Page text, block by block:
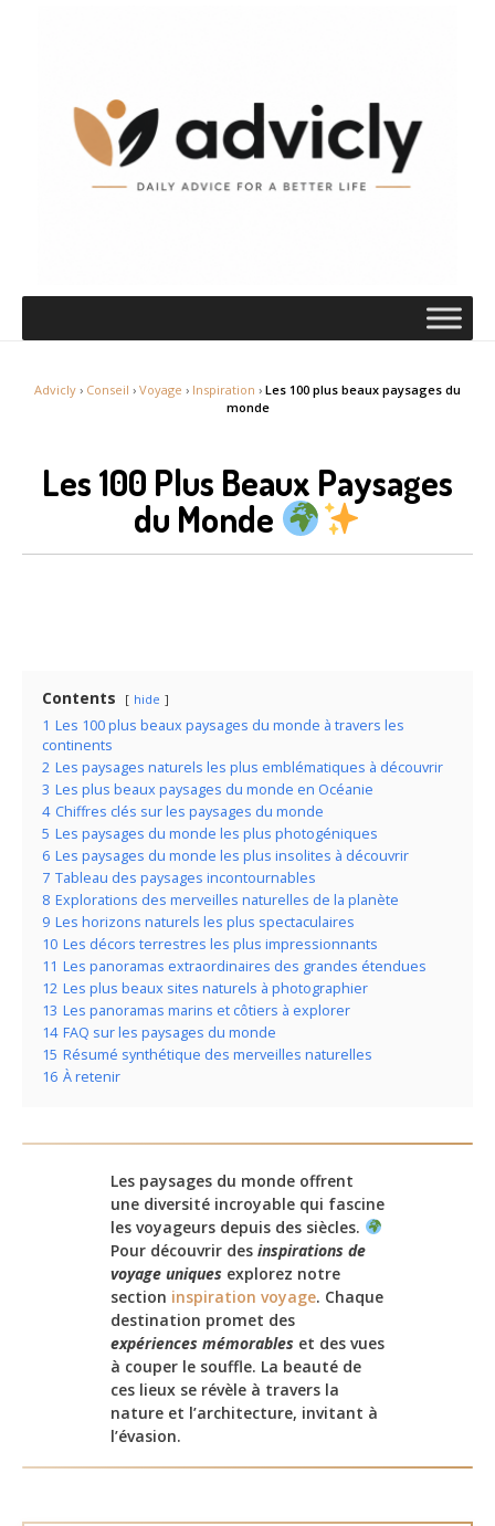
Advicly › Conseil › Voyage › Inspiration › Les 100 plus beaux paysages du
monde
Les 100 Plus Beaux Paysages
du Monde
Contents hide
1 Les 100 plus beaux paysages du monde à travers les
continents
2 Les paysages naturels les plus emblématiques à découvrir
3 Les plus beaux paysages du monde en Océanie
4 Chiffres clés sur les paysages du monde
5 Les paysages du monde les plus photogéniques
6 Les paysages du monde les plus insolites à découvrir
7 Tableau des paysages incontournables
8 Explorations des merveilles naturelles de la planète
9 Les horizons naturels les plus spectaculaires
10 Les décors terrestres les plus impressionnants
11 Les panoramas extraordinaires des grandes étendues
12 Les plus beaux sites naturels à photographier
13 Les panoramas marins et côtiers à explorer
14 FAQ sur les paysages du monde
15 Résumé synthétique des merveilles naturelles
16 À retenir
Les paysages du monde offrent
une diversité incroyable qui fascine
les voyageurs depuis des siècles.
Pour découvrir des inspirations de
voyage uniques explorez notre
section inspiration voyage. Chaque
destination promet des
expériences mémorables et des vues
à couper le souffle. La beauté de
ces lieux se révèle à travers la
nature et l’architecture, invitant à
l’évasion.